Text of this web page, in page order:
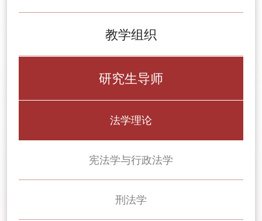
教学组织
研究生导师
法学理论
宪法学与行政法学
刑法学